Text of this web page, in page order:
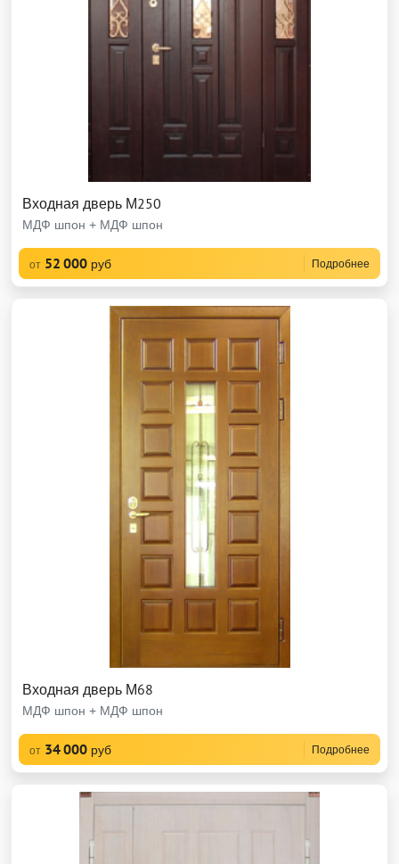
Входная дверь М250
МДФ шпон + МДФ шпон
от 52 000 руб Подробнее
Входная дверь М68
МДФ шпон + МДФ шпон
от 34 000 руб Подробнее